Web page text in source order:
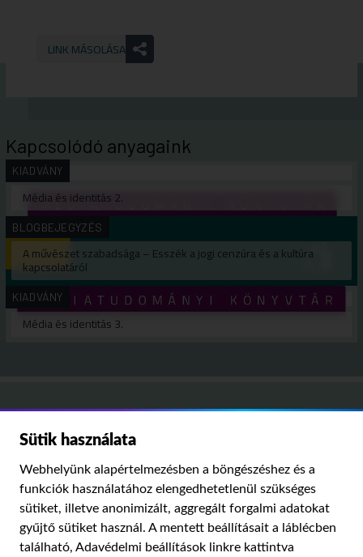
LINK MÁSOLÁSA
Kapcsolódó anyagaink
KIADVÁNY
Média és identitás 2.
BLOGBEJEGYZÉS
A művészet szabadsága – Esszék a jogi cenzúra és a kultúra
kapcsolatáról
KIADVÁNY
Média és identitás 3.
Sütik használata
Webhelyünk alapértelmezésben a böngészéshez és a
funkciók használatához elengedhetetlenül szükséges
sütiket, illetve anonimizált, aggregált forgalmi adatokat
gyűjtő sütiket használ. A mentett beállításait a láblécben
található, Adavédelmi beállítások linkre kattintva
Médiatanács,
Médiatudományi Intézet
Kutatási területeink:
MÉDIATÖRTÉNETKÁRPÁT-MEDENCEI MÉDIAKUTATÁSMÉDIAJOG
MÉDIA ÉS TÁRSADALOM